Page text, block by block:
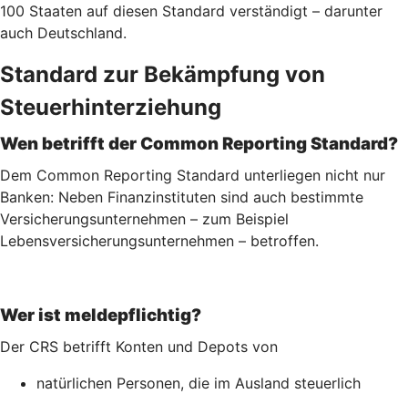
100 Staaten auf diesen Standard verständigt – darunter
auch Deutschland.
Standard zur Bekämpfung von
Steuerhinterziehung
Wen betrifft der Common Reporting Standard?
Dem Common Reporting Standard unterliegen nicht nur
Banken: Neben Finanzinstituten sind auch bestimmte
Versicherungsunternehmen – zum Beispiel
Lebensversicherungs­unternehmen – betroffen.
Wer ist meldepflichtig?
Der CRS betrifft Konten und Depots von
natürlichen Personen, die im Ausland steuerlich